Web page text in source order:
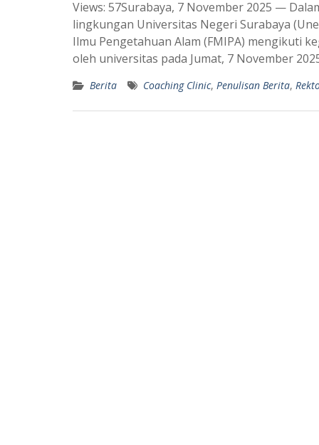
a
t
p
p
l
e
g
m
Views: 57Surabaya, 7 November 2025 —
lingkungan Universitas Negeri Surabaya
Ilmu Pengetahuan Alam (FMIPA) mengikuti
oleh universitas pada Jumat, 7 November
Berita Coaching Clinic, Penulisan Berita,